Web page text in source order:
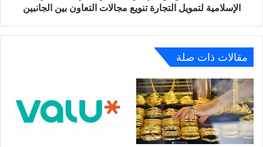
تنويع
الجانبين
الإسلامية لتمويل التجارة تنويع مجالات التعاون بين الجانبين
مقالات ذات صلة